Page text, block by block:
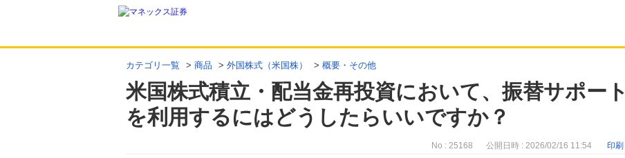
カテゴリ一覧 > 商品 > 外国株式（米国株） > 概要・その他
米国株式積立・配当金再投資において、振替サポート
を利用するにはどうしたらいいですか？
No : 25168 公開日時 : 2026/02/16 11:54 印刷